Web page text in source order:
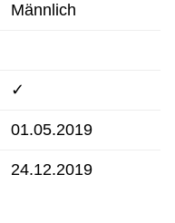
Männlich
✓
01.05.2019
24.12.2019